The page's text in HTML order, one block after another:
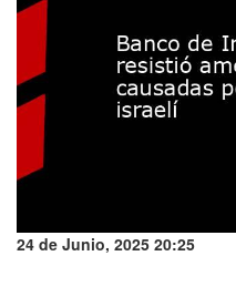
24 de Junio, 2025 20:25